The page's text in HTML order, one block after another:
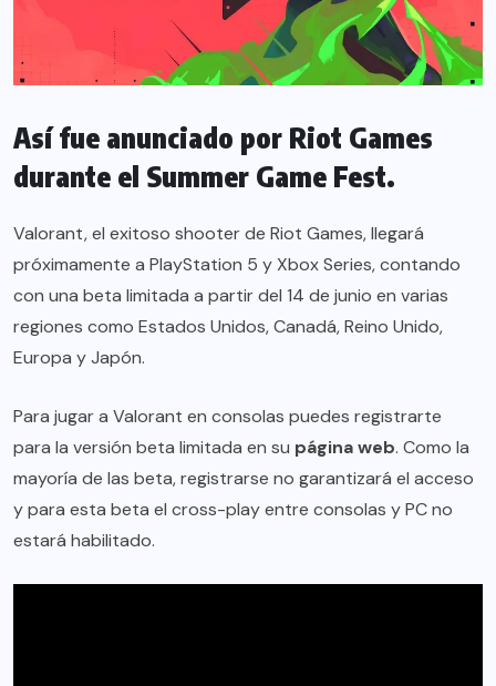
Así fue anunciado por Riot Games
durante el Summer Game Fest.
Valorant, el exitoso shooter de Riot Games, llegará
próximamente a PlayStation 5 y Xbox Series, contando
con una beta limitada a partir del 14 de junio en varias
regiones como Estados Unidos, Canadá, Reino Unido,
Europa y Japón.
Para jugar a Valorant en consolas puedes registrarte
para la versión beta limitada en su página web. Como la
mayoría de las beta, registrarse no garantizará el acceso
y para esta beta el cross-play entre consolas y PC no
estará habilitado.